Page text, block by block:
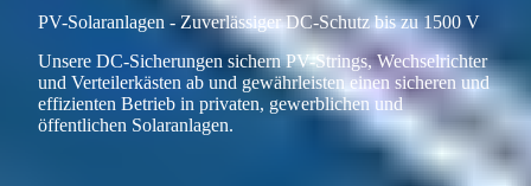
PV-Solaranlagen - Zuverlässiger DC-Schutz bis zu 1500 V
Unsere DC-Sicherungen sichern PV-Strings, Wechselrichter
und Verteilerkästen ab und gewährleisten einen sicheren und
effizienten Betrieb in privaten, gewerblichen und
öffentlichen Solaranlagen.